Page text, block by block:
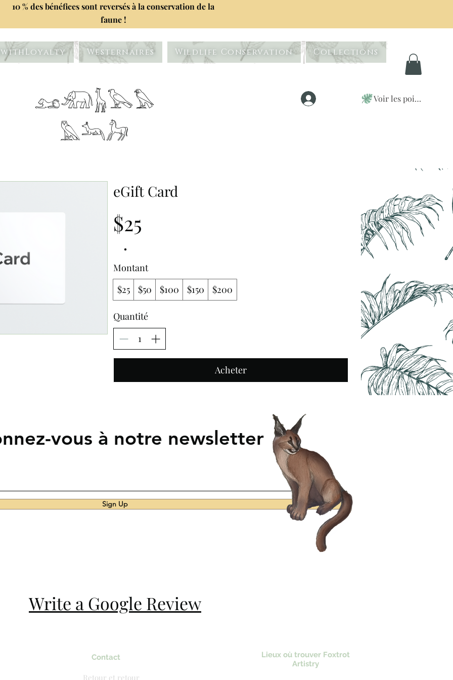
10 % des bénéfices sont reversés à la conservation de la
faune !
Westernaires Wildlife Conservation Collections
𓃭𓃰𓃱𓅂𓅃
𓅓𓃢𓃗
Se connecter Voir les points
eGift Card
$25
Montant
$25
$50 $100 $150 $200
Quantité
Acheter
vous à notre newsletter
Sign Up
Write a Google Review
Contact
Retour et retour
Lieux où trouver Foxtrot
Artistry